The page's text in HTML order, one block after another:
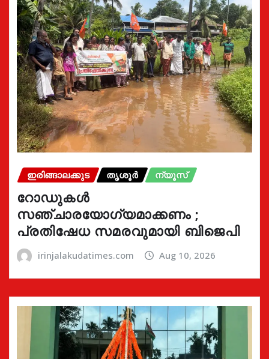
ഇരിങ്ങാലക്കുട തൃശൂർ ന്യൂസ്
റോഡുകൾ
സഞ്ചാരയോഗ്യമാക്കണം ;
പ്രതിഷേധ സമരവുമായി ബിജെപി
irinjalakudatimes.com Aug 10, 2026